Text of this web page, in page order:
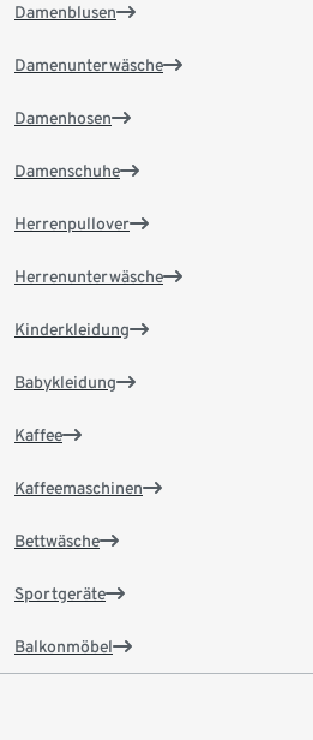
Damenblusen
Damenunterwäsche
Damenhosen
Damenschuhe
Herrenpullover
Herrenunterwäsche
Kinderkleidung
Babykleidung
Kaffee
Kaffeemaschinen
Bettwäsche
Sportgeräte
Balkonmöbel